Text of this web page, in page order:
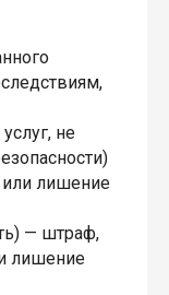
не
лишение
— штраф,
лишение